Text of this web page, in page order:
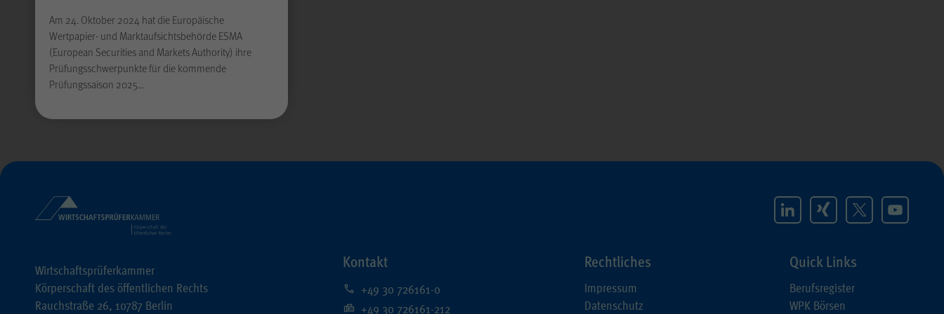
Am 24. Oktober 2024 hat die Europäische
Wertpapier- und Marktaufsichtsbehörde ESMA
(European Securities and Markets Authority) ihre
Prüfungsschwerpunkte für die kommende
Prüfungssaison 2025…
Wirtschaftsprüferkammer
Körperschaft des öffentlichen Rechts
Rauchstraße 26, 10787 Berlin
Kontakt
+49 30 726161-0
+49 30 726161-212
Rechtliches
Impressum
Datenschutz
Quick Links
Berufsregister
WPK Börsen
Zweck
JSESSIONID